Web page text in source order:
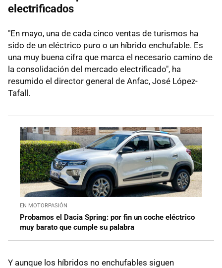
electrificados
"En mayo, una de cada cinco ventas de turismos ha
sido de un eléctrico puro o un híbrido enchufable. Es
una muy buena cifra que marca el necesario camino de
la consolidación del mercado electrificado", ha
resumido el director general de Anfac, José López-
Tafall.
EN MOTORPASIÓN
Probamos el Dacia Spring: por fin un coche eléctrico
muy barato que cumple su palabra
Y aunque los híbridos no enchufables siguen